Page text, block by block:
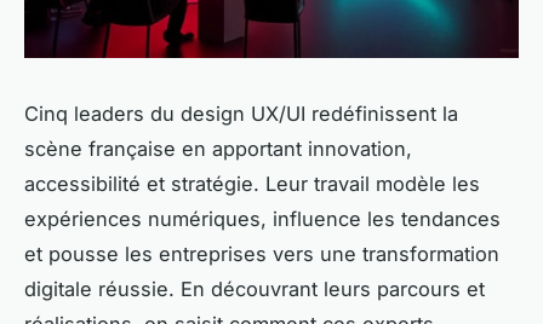
Cinq leaders du design UX/UI redéfinissent la
scène française en apportant innovation,
accessibilité et stratégie. Leur travail modèle les
expériences numériques, influence les tendances
et pousse les entreprises vers une transformation
digitale réussie. En découvrant leurs parcours et